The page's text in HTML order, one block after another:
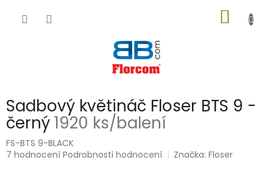
KOŠÍK
Sadbový květináč Floser BTS 9 -
černý1920 ks/balení
FS-BTS 9-BLACK
Průměrné
7 hodnocení Podrobnosti hodnocení Značka:Floser